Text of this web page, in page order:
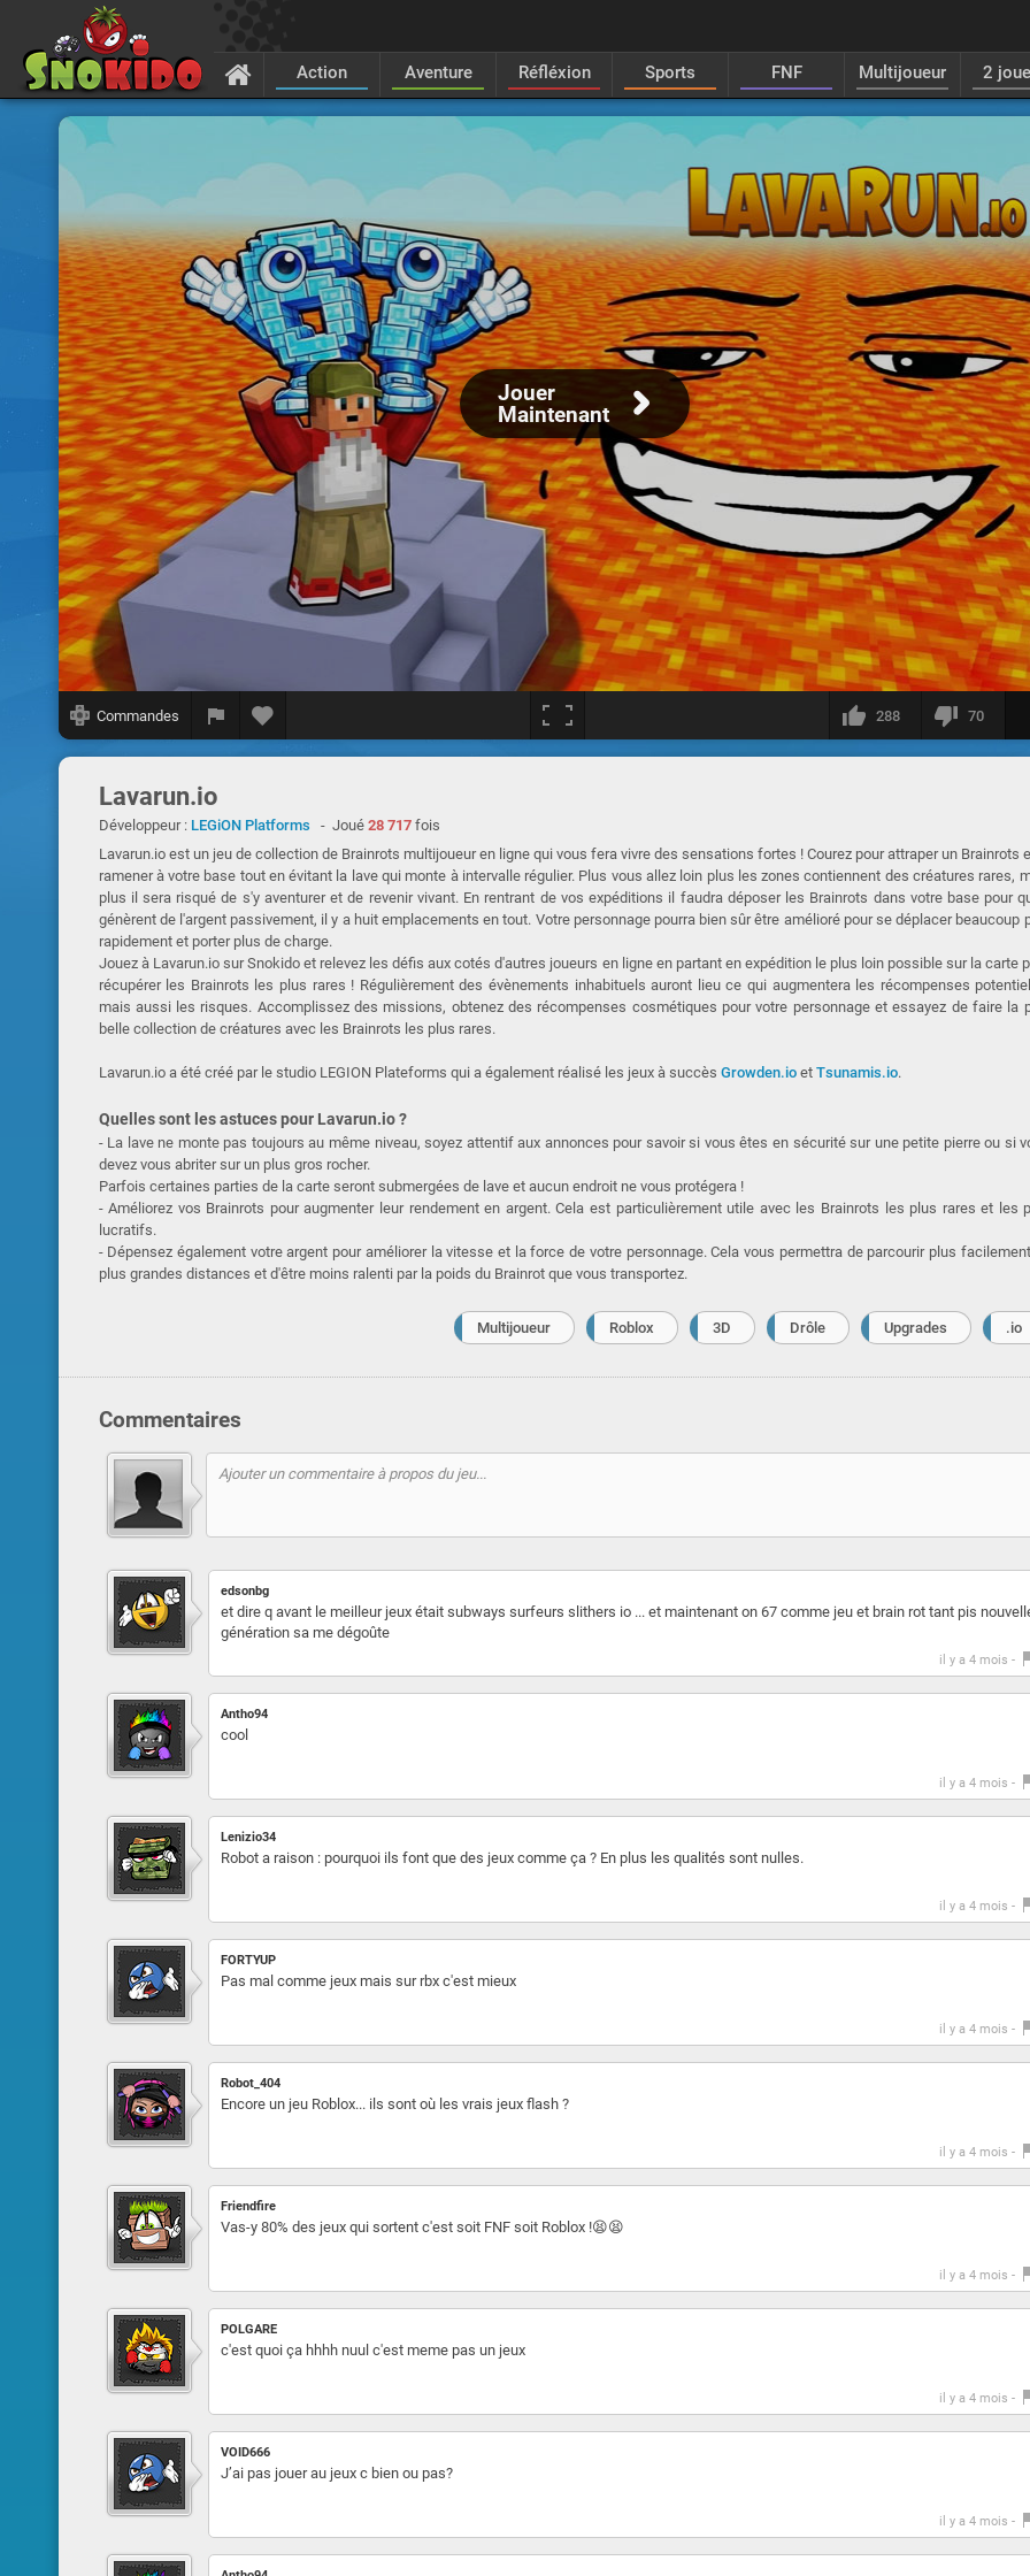
Action Aventure Réfléxion Sports FNF Multijoueur 2
Jouer
Maintenant
Commandes 288 70
Lavarun.io
Développeur : LEGiON Platforms - Joué 28 717fois
Lavarun.io est un jeu de collection de Brainrots multijoueur en ligne qui vous fera vivre des sensations fortes ! Courez pour attraper un Brainrots
ramener à votre base tout en évitant la lave qui monte à intervalle régulier. Plus vous allez loin plus les zones contiennent des créatures rares,
plus il sera risqué de s'y aventurer et de revenir vivant. En rentrant de vos expéditions il faudra déposer les Brainrots dans votre base pour
génèrent de l'argent passivement, il y a huit emplacements en tout. Votre personnage pourra bien sûr être amélioré pour se déplacer beaucoup
rapidement et porter plus de charge.
Jouez à Lavarun.io sur Snokido et relevez les défis aux cotés d'autres joueurs en ligne en partant en expédition le plus loin possible sur la carte
récupérer les Brainrots les plus rares ! Régulièrement des évènements inhabituels auront lieu ce qui augmentera les récompenses
mais aussi les risques. Accomplissez des missions, obtenez des récompenses cosmétiques pour votre personnage et essayez de faire la
belle collection de créatures avec les Brainrots les plus rares.
Lavarun.io a été créé par le studio LEGION Plateforms qui a également réalisé les jeux à succès Growden.ioet Tsunamis.io.
Quelles sont les astuces pour Lavarun.io ?
- La lave ne monte pas toujours au même niveau, soyez attentif aux annonces pour savoir si vous êtes en sécurité sur une petite pierre ou si
devez vous abriter sur un plus gros rocher.
Parfois certaines parties de la carte seront submergées de lave et aucun endroit ne vous protégera !
- Améliorez vos Brainrots pour augmenter leur rendement en argent. Cela est particulièrement utile avec les Brainrots les plus rares et les
lucratifs.
- Dépensez également votre argent pour améliorer la vitesse et la force de votre personnage. Cela vous permettra de parcourir plus
plus grandes distances et d'être moins ralenti par la poids du Brainrot que vous transportez.
Multijoueur Roblox 3D Drôle Upgrades .io
Commentaires
edsonbg
et dire q avant le meilleur jeux était subways surfeurs slithers io ... et maintenant on 67 comme jeu et brain rot tant pis
génération sa me dégoûte
il y a 4 mois -
Antho94
cool
il y a 4 mois -
Lenizio34
Robot a raison : pourquoi ils font que des jeux comme ça ? En plus les qualités sont nulles.
il y a 4 mois -
FORTYUP
Pas mal comme jeux mais sur rbx c'est mieux
il y a 4 mois -
Robot_404
Encore un jeu Roblox... ils sont où les vrais jeux flash ?
il y a 4 mois -
Friendfire
Vas-y 80% des jeux qui sortent c'est soit FNF soit Roblox !😫😫
il y a 4 mois -
POLGARE
c'est quoi ça hhhh nuul c'est meme pas un jeux
il y a 4 mois -
VOID666
J’ai pas jouer au jeux c bien ou pas?
il y a 4 mois -